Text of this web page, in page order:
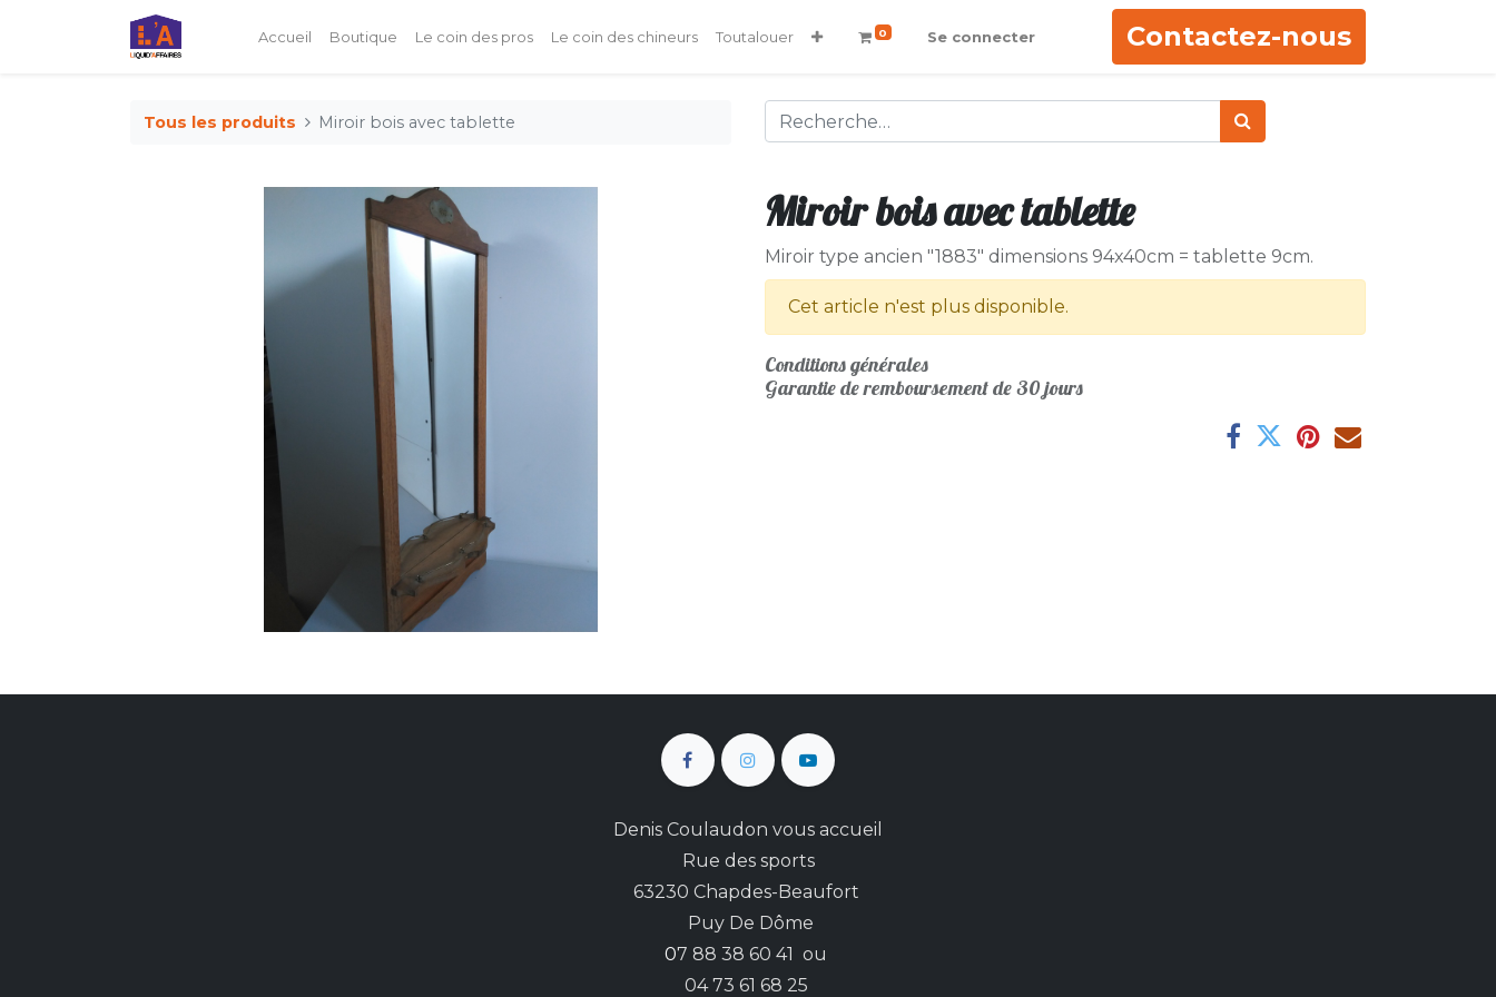
Accueil Boutique Le coin des pros Le coin des chineurs Toutalouer 0 Se connecter Contactez-nous
Tous les produits Miroir bois avec tablette
Miroir bois avec tablette
Miroir type ancien "1883" dimensions 94x40cm = tablette 9cm.
Cet article n'est plus disponible.
Conditions générales
Garantie de remboursement de 30 jours
Denis Coulaudon vous accueil
Rue des sports
63230 Chapdes-Beaufort
Puy De Dôme
07 88 38 60 41 ou
04 73 61 68 25